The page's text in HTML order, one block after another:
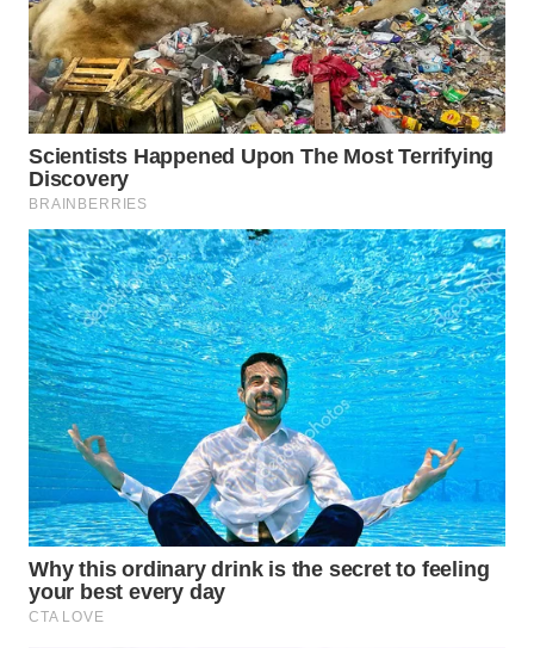
WAHANA
TANI
WAHANA
ADVOKAT
WAHANA
WAHANA
KONSUMEN
WAHANA
LISTRIK
WAHANA
TRAVEL
WAHANA
TV